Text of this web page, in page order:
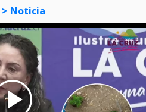
> Noticia